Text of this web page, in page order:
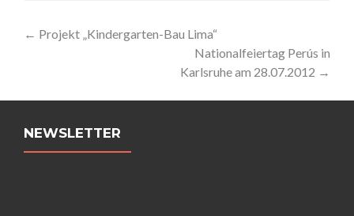
Artikel-
← Projekt „Kindergarten-Bau Lima“
Nationalfeiertag Perús in
Karlsruhe am 28.07.2012 →
NEWSLETTER